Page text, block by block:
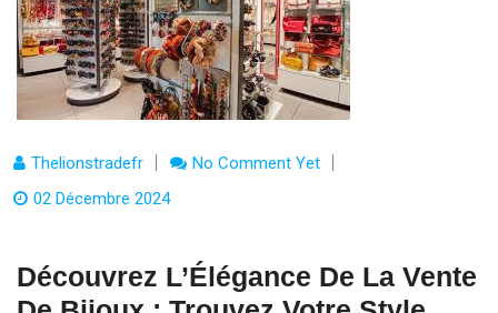
Thelionstradefr
No Comment Yet
02 Décembre 2024
Découvrez L’Élégance De La Vente